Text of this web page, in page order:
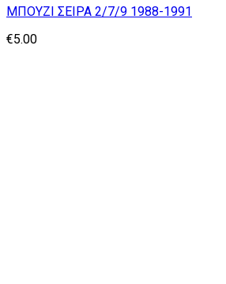
ΜΠΟΥΖΙ ΣΕΙΡΑ 2/7/9 1988-1991
€5.00